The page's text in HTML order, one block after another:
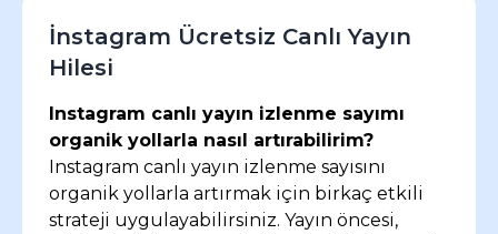
yaparak hem güven sağlıyorum hem de izlenme
sayılarımı artırıyorum. Kesinlikle organik yollar en
iyisi!
Ahmet Yılmaz
Dijital Pazarlama Uzmanı
İnstagram Ücretsiz Canlı Yayın
Hilesi
Instagram canlı yayın izlenme sayımı
organik yollarla nasıl artırabilirim?
Instagram canlı yayın izlenme sayısını
organik yollarla artırmak için birkaç etkili
strateji uygulayabilirsiniz. Yayın öncesi,